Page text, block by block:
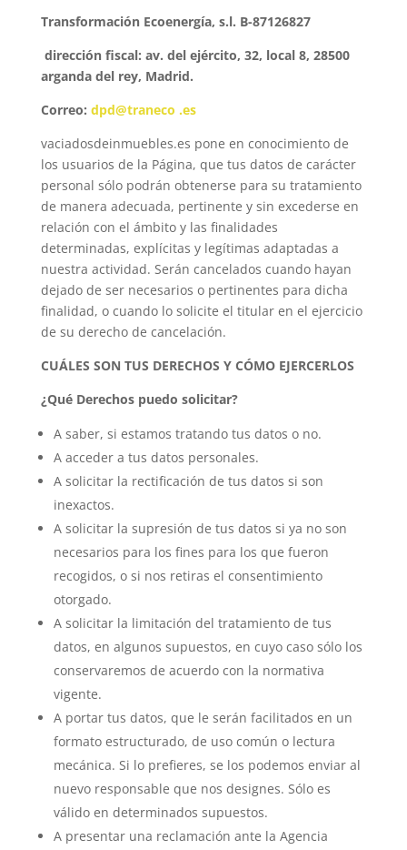
Transformación Ecoenergía, s.l. B-87126827
dirección fiscal: av. del ejército, 32, local 8, 28500
arganda del rey, Madrid.
Correo: dpd@traneco .es
vaciadosdeinmuebles.es pone en conocimiento de
los usuarios de la Página, que tus datos de carácter
personal sólo podrán obtenerse para su tratamiento
de manera adecuada, pertinente y sin excederse en
relación con el ámbito y las finalidades
determinadas, explícitas y legítimas adaptadas a
nuestra actividad. Serán cancelados cuando hayan
dejado de ser necesarios o pertinentes para dicha
finalidad, o cuando lo solicite el titular en el ejercicio
de su derecho de cancelación.
CUÁLES SON TUS DERECHOS Y CÓMO EJERCERLOS
¿Qué Derechos puedo solicitar?
A saber, si estamos tratando tus datos o no.
A acceder a tus datos personales.
A solicitar la rectificación de tus datos si son
inexactos.
A solicitar la supresión de tus datos si ya no son
necesarios para los fines para los que fueron
recogidos, o si nos retiras el consentimiento
otorgado.
A solicitar la limitación del tratamiento de tus
datos, en algunos supuestos, en cuyo caso sólo los
conservaremos de acuerdo con la normativa
vigente.
A portar tus datos, que le serán facilitados en un
formato estructurado, de uso común o lectura
mecánica. Si lo prefieres, se los podemos enviar al
nuevo responsable que nos designes. Sólo es
válido en determinados supuestos.
A presentar una reclamación ante la Agencia